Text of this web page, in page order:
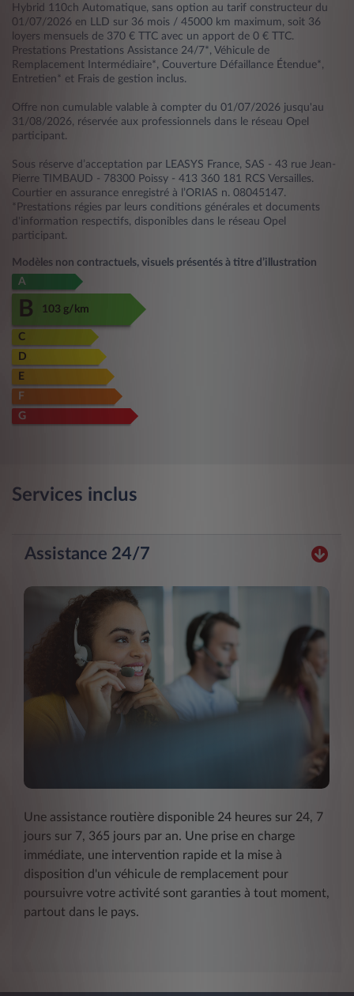
Hybrid 110ch Automatique, sans option au tarif constructeur du
01/07/2026 en LLD sur 36 mois / 45000 km maximum, soit 36
loyers mensuels de 370 € TTC avec un apport de 0 € TTC.
Prestations Prestations Assistance 24/7*, Véhicule de
Remplacement Intermédiaire*, Couverture Défaillance Étendue*,
Entretien* et Frais de gestion inclus.
Offre non cumulable valable à compter du 01/07/2026 jusqu'au
31/08/2026, réservée aux professionnels dans le réseau Opel
participant.
Sous réserve d’acceptation par LEASYS France, SAS - 43 rue Jean-
Pierre TIMBAUD - 78300 Poissy - 413 360 181 RCS Versailles.
Courtier en assurance enregistré à l’ORIAS n. 08045147.
*Prestations régies par leurs conditions générales et documents
d'information respectifs, disponibles dans le réseau Opel
participant.
Modèles non contractuels, visuels présentés à titre d’illustration
A
B 103 g/km
C
D
E
F
G
Services inclus
Assistance 24/7
Une assistance routière disponible 24 heures sur 24, 7
jours sur 7, 365 jours par an. Une prise en charge
immédiate, une intervention rapide et la mise à
disposition d'un véhicule de remplacement pour
poursuivre votre activité sont garanties à tout moment,
partout dans le pays.